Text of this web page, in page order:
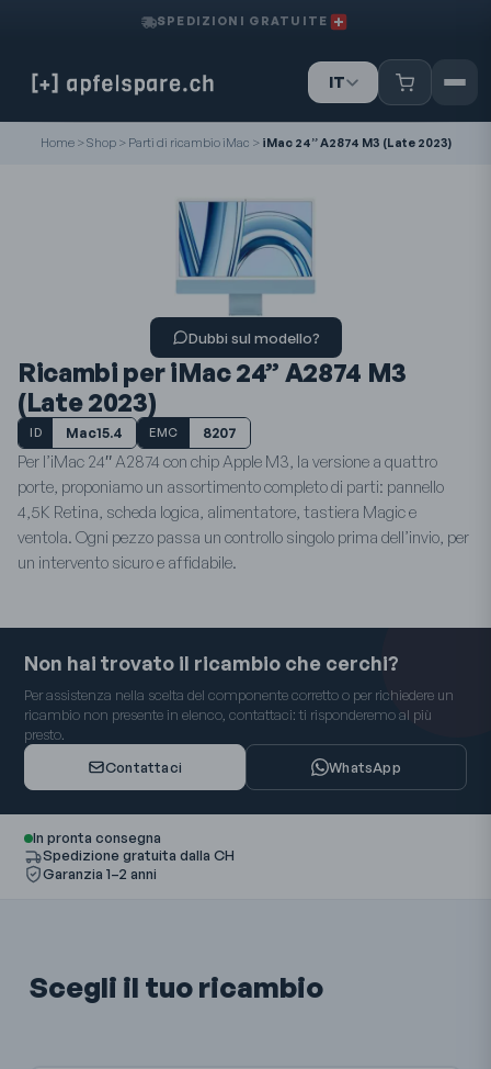
SPEDIZIONI GRATUITE
IT
FR
Home>Shop> Parti di ricambio iMac > iMac 24” A2874 M3 (Late 2023)
Dubbi sul modello?
Ricambi per iMac 24” A2874 M3
(Late 2023)
ID Mac15.4 EMC 8207
Per l’iMac 24″ A2874 con chip Apple M3, la versione a quattro
porte, proponiamo un assortimento completo di parti: pannello
4,5K Retina, scheda logica, alimentatore, tastiera Magic e
ventola. Ogni pezzo passa un controllo singolo prima dell’invio, per
un intervento sicuro e affidabile.
Non hai trovato il ricambio che cerchi?
Per assistenza nella scelta del componente corretto o per richiedere un
ricambio non presente in elenco, contattaci: ti risponderemo al più
presto.
Contattaci
WhatsApp
In pronta consegna
Spedizione gratuita dalla CH
Garanzia 1–2 anni
Scegli il tuo ricambio